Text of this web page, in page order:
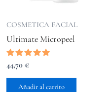
COSMETICA FACIAL
Ultimate Micropeel
Valorado
con
5.00
de 5
44,70 €
Añadir al carrito